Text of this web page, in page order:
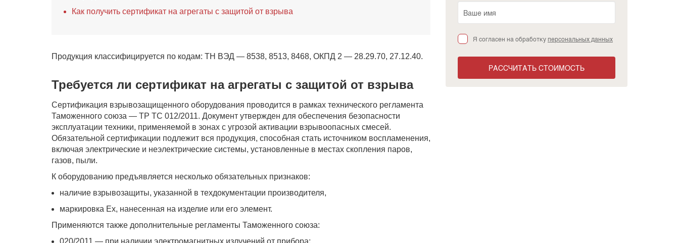
Как получить сертификат на агрегаты с защитой от взрыва
Продукция классифицируется по кодам: ТН ВЭД — 8538, 8513, 8468, ОКПД 2 — 28.29.70, 27.12.40.
Требуется ли сертификат на агрегаты с защитой от взрыва
Сертификация взрывозащищенного оборудования проводится в рамках технического регламента
Таможенного союза — ТР ТС 012/2011. Документ утвержден для обеспечения безопасности
эксплуатации техники, применяемой в зонах с угрозой активации взрывоопасных смесей.
Обязательной сертификации подлежит вся продукция, способная стать источником воспламенения,
включая электрические и неэлектрические системы, установленные в местах скопления паров,
газов, пыли.
К оборудованию предъявляется несколько обязательных признаков:
наличие взрывозащиты, указанной в техдокументации производителя,
маркировка Ex, нанесенная на изделие или его элемент.
Применяются также дополнительные регламенты Таможенного союза:
020/2011 — при наличии электромагнитных излучений от прибора;
Я согласен на обработкуперсональных данных
РАССЧИТАТЬ СТОИМОСТЬ